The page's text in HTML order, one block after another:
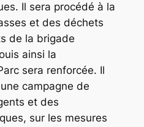
Il sera procédé à la
et des déchets
de la brigade
ainsi la
sera renforcée. Il
campagne de
et des
sur les mesures